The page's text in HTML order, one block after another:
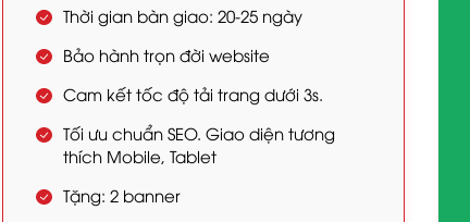
Thời gian bàn giao: 20-25 ngày
Bảo hành trọn đời website
Cam kết tốc độ tải trang dưới 3s.
Tối ưu chuẩn SEO. Giao diện tương
thích Mobile, Tablet
Tặng: 2 banner